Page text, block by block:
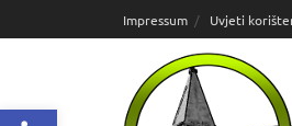
do
Impressum Uvjeti